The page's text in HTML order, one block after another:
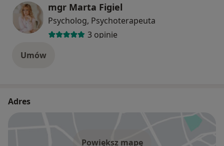
mgr Marta Figiel
Psycholog, Psychoterapeuta
3 opinie
Umów
Adres
Powiększ mapę